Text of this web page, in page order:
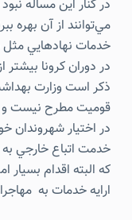
در كنار اين مساله
مي‌توانند از آن بهره
خدمات نهادهايي مثل
در دوران کرونا
ذكر است وزارت
قوميت مطرح نيست و
در اختيار شهروندان
خدمت اتباع خارجي
كه البته اقدام بسيار
ارايه خدمات به